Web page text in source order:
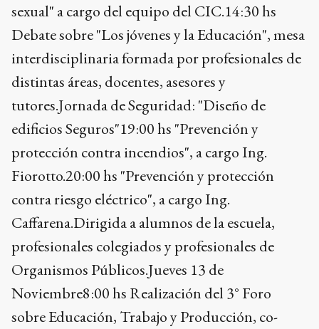
sexual" a cargo del equipo del CIC.14:30 hs
Debate sobre "Los jóvenes y la Educación", mesa
interdisciplinaria formada por profesionales de
distintas áreas, docentes, asesores y
tutores.Jornada de Seguridad: "Diseño de
edificios Seguros"19:00 hs "Prevención y
protección contra incendios", a cargo Ing.
Fiorotto.20:00 hs "Prevención y protección
contra riesgo eléctrico", a cargo Ing.
Caffarena.Dirigida a alumnos de la escuela,
profesionales colegiados y profesionales de
Organismos Públicos.Jueves 13 de
Noviembre8:00 hs Realización del 3° Foro
sobre Educación, Trabajo y Producción, co-